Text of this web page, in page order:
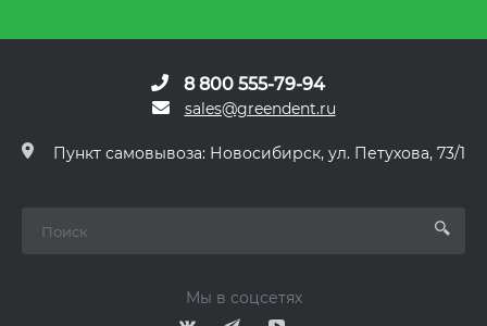
8 800 555-79-94
sales@greendent.ru
Пункт самовывоза: Новосибирск, ул. Петухова, 73/1
Мы в соцсетях